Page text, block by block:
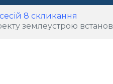
8 скликання
встановлення